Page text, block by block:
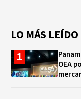
LO MÁS LEÍDO
OEA